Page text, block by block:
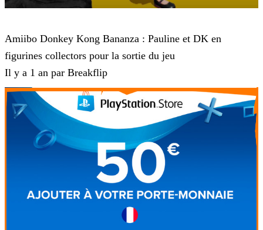
Amiibo Donkey Kong Bananza : Pauline et DK en
figurines collectors pour la sortie du jeu
Il y a 1 an par Breakflip